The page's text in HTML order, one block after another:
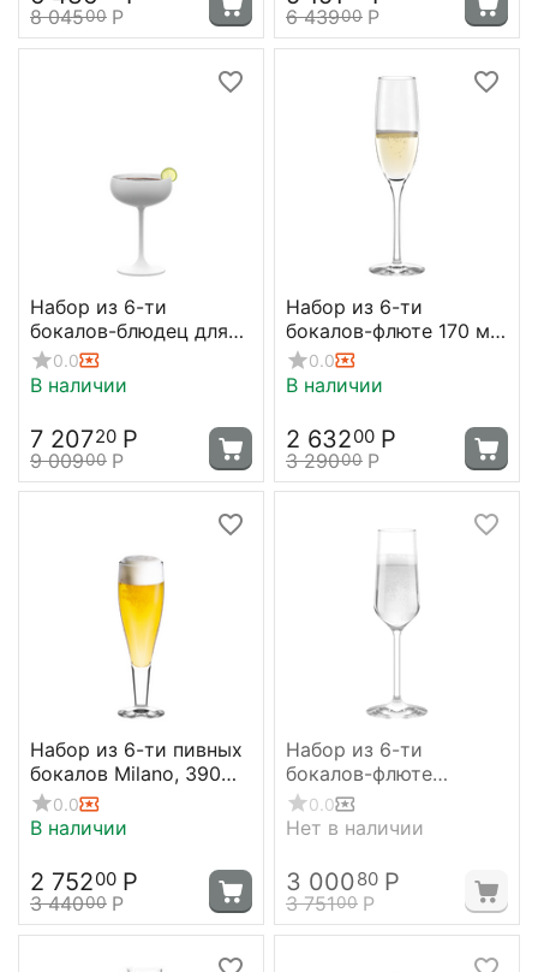
8 04500 Р 6 43900 Р
Набор из 6-ти
бокалов-блюдец для
шампанского Elements,
230 мл, D 95 мм, H 147
серебряный, Stolzle
0.0
В наличии
7 20720 Р
9 00900 Р
Набор из 6-ти
бокалов-флюте 170 мл,
серия Vinea, D 65 мм,
H 224 мм, Stolzle
0.0
В наличии
2 63200 Р
3 29000 Р
Набор из 6-ти пивных
бокалов Milano, 390
мл, D73 мм, H236 мм,
Stolzle
0.0
В наличии
2 75200 Р
3 44000 Р
Набор из 6-ти
бокалов-флюте
Revolution, 200 мл, D
75 мм, H 225 мм,
0.0
Нет в наличии
3 00080 Р
3 75100 Р